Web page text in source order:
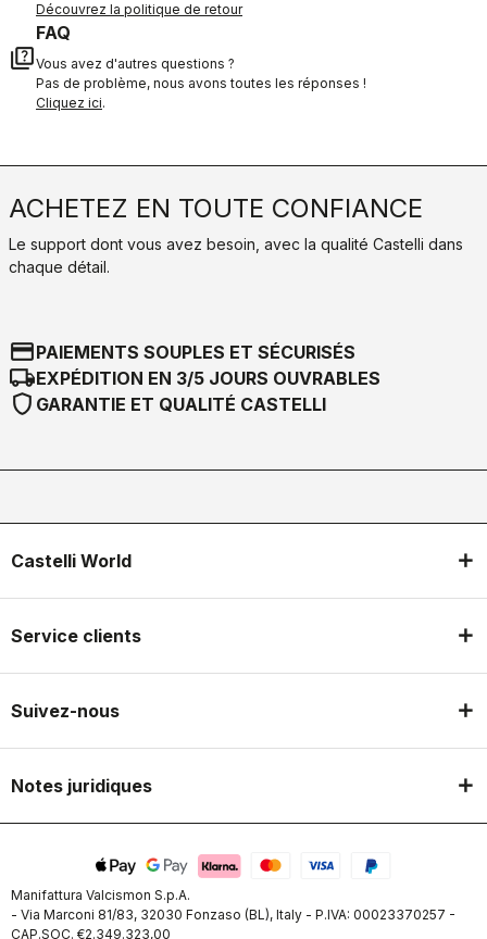
Découvrez la politique de retour
quiz
FAQ
Vous avez d'autres questions ?
Pas de problème, nous avons toutes les réponses !
Cliquez ici.
ACHETEZ EN TOUTE CONFIANCE
Le support dont vous avez besoin, avec la qualité Castelli dans
chaque détail.
credit_cardPAIEMENTS SOUPLES ET SÉCURISÉS
local_shippingEXPÉDITION EN 3/5 JOURS OUVRABLES
shield GARANTIE ET QUALITÉ CASTELLI
Castelli World
Service clients
Suivez-nous
Notes juridiques
Manifattura Valcismon S.p.A.
- Via Marconi 81/83, 32030 Fonzaso (BL), Italy - P.IVA: 00023370257 -
CAP.SOC. €2.349.323,00